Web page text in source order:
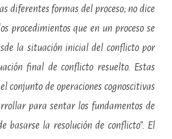
diferentes formas del proceso; no dice
procedimientos que en un proceso se
la situación inicial del conflicto por
final de conflicto resuelto. Estas
conjunto de operaciones cognoscitivas
para sentar los fundamentos de
basarse la resolución de conflicto”. El